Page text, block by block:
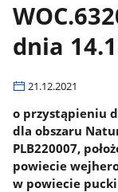
dnia
21.12.2021
o przystąpieniu
dla obszaru
PLB220007,
powiecie
w powiecie